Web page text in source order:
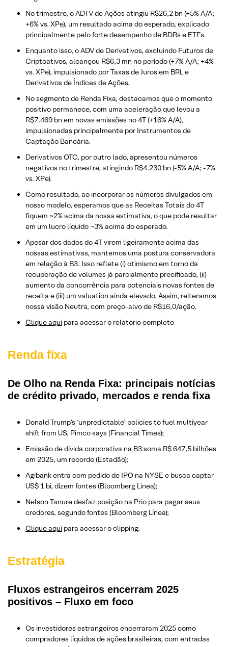
No trimestre, o ADTV de Ações atingiu R$26,2 bn (+5% A/A;
+6% vs. XPe), um resultado acima do esperado, explicado
principalmente pelo forte desempenho de BDRs e ETFs.
Enquanto isso, o ADV de Derivativos, excluindo Futuros de
Criptoativos, alcançou R$6,3 mn no período (+7% A/A; +4%
vs. XPe), impulsionado por Taxas de Juros em BRL e
Derivativos de Índices de Ações.
No segmento de Renda Fixa, destacamos que o momento
positivo permanece, com uma aceleração que levou a
R$7.469 bn em novas emissões no 4T (+16% A/A),
impulsionadas principalmente por Instrumentos de
Captação Bancária.
Derivativos OTC, por outro lado, apresentou números
negativos no trimestre, atingindo R$4.230 bn (-5% A/A; -7%
vs. XPe).
Como resultado, ao incorporar os números divulgados em
nosso modelo, esperamos que as Receitas Totais do 4T
fiquem ~2% acima da nossa estimativa, o que pode resultar
em um lucro líquido ~3% acima do esperado.
Apesar dos dados do 4T virem ligeiramente acima das
nossas estimativas, mantemos uma postura conservadora
em relação à B3. Isso reflete (i) otimismo em torno da
recuperação de volumes já parcialmente precificado, (ii)
aumento da concorrência para potenciais novas fontes de
receita e (iii) um valuation ainda elevado. Assim, reiteramos
nossa visão Neutra, com preço-alvo de R$16,0/ação.
Clique aqui para acessar o relatório completo
Renda fixa
De Olho na Renda Fixa: principais notícias
de crédito privado, mercados e renda fixa
Donald Trump’s ‘unpredictable’ policies to fuel multiyear
shift from US, Pimco says (Financial Times);
Emissão de dívida corporativa na B3 soma R$ 647,5 bilhões
em 2025, um recorde (Estadão);
Agibank entra com pedido de IPO na NYSE e busca captar
US$ 1 bi, dizem fontes (Bloomberg Línea);
Nelson Tanure desfaz posição na Prio para pagar seus
credores, segundo fontes (Bloomberg Línea);
Clique aqui para acessar o clipping.
Estratégia
Fluxos estrangeiros encerram 2025
positivos – Fluxo em foco
Os investidores estrangeiros encerraram 2025 como
compradores líquidos de ações brasileiras, com entradas